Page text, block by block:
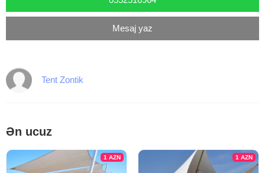
Mesaj yaz
Tent Zontik
Ən ucuz
1AZN 1 AZN